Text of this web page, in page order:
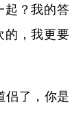
起？我的答
的，我更要
侣了，你是